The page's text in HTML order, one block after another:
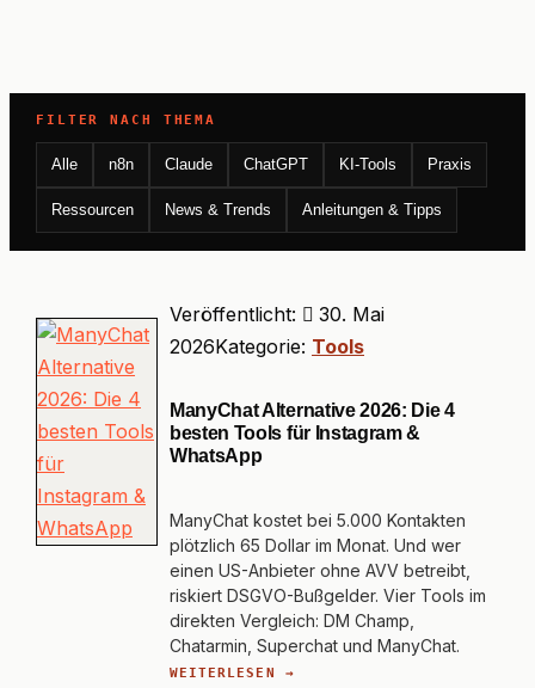
FILTER NACH THEMA
Alle n8n Claude ChatGPT KI-Tools Praxis
Ressourcen News & Trends Anleitungen & Tipps
Veröffentlicht:
30. Mai
2026Kategorie: Tools
ManyChat Alternative 2026: Die 4
besten Tools für Instagram &
WhatsApp
ManyChat kostet bei 5.000 Kontakten
plötzlich 65 Dollar im Monat. Und wer
einen US-Anbieter ohne AVV betreibt,
riskiert DSGVO-Bußgelder. Vier Tools im
direkten Vergleich: DM Champ,
Chatarmin, Superchat und ManyChat.
WEITERLESEN →